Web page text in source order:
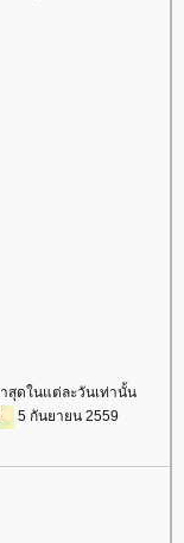
สุดในแต่ละวันเท่านั้น
5 กันยายน 2559